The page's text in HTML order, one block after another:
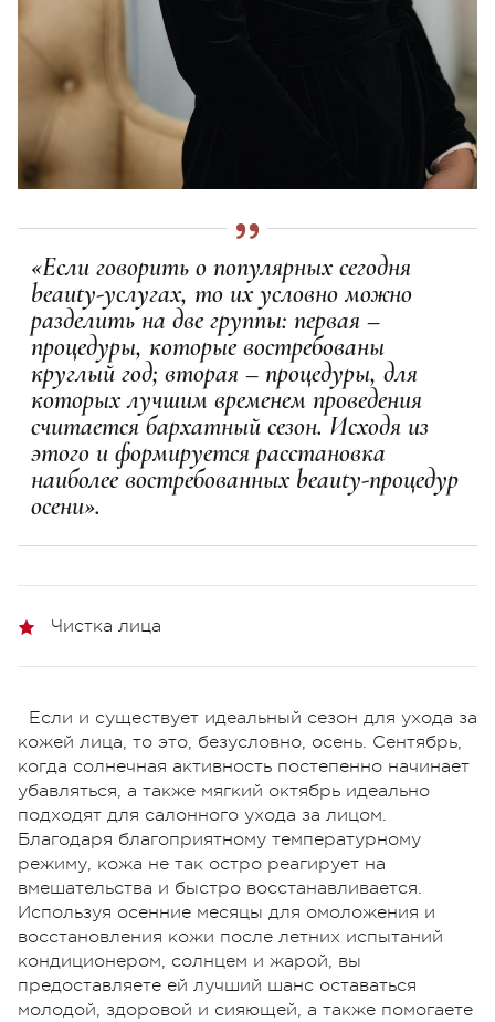
«Если говорить о популярных сегодня
beauty-услугах, то их условно можно
разделить на две группы: первая –
процедуры, которые востребованы
круглый год; вторая – процедуры, для
которых лучшим временем проведения
считается бархатный сезон. Исходя из
этого и формируется расстановка
наиболее востребованных beauty-процедур
осени».
Чистка лица
Если и существует идеальный сезон для ухода за
кожей лица, то это, безусловно, осень. Сентябрь,
когда солнечная активность постепенно начинает
убавляться, а также мягкий октябрь идеально
подходят для салонного ухода за лицом.
Благодаря благоприятному температурному
режиму, кожа не так остро реагирует на
вмешательства и быстро восстанавливается.
Используя осенние месяцы для омоложения и
восстановления кожи после летних испытаний
кондиционером, солнцем и жарой, вы
предоставляете ей лучший шанс оставаться
молодой, здоровой и сияющей, а также помогаете